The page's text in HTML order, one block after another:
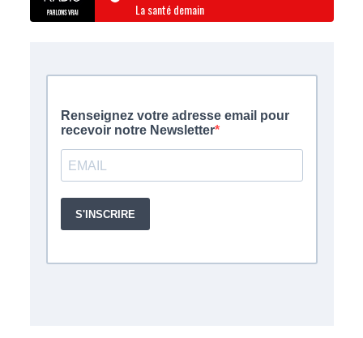
La santé demain